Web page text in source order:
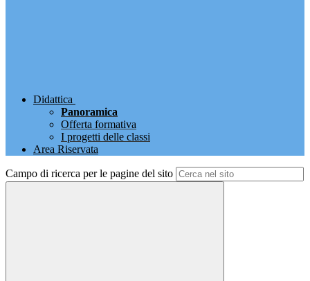
Didattica
Panoramica
Offerta formativa
I progetti delle classi
Area Riservata
Campo di ricerca per le pagine del sito